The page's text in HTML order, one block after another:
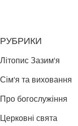
РУБРИКИ
Літопис Зазим'я
Сім'я та виховання
Про богослужіння
Церковні свята